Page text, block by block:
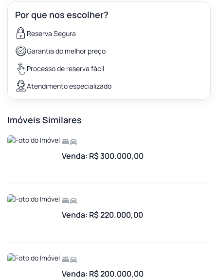
Por que nos escolher?
Reserva Segura
Garantia do melhor preço
Processo de reserva fácil
Atendimento especializado
Imóveis Similares
Venda: R$ 300.000,00
Venda: R$ 220.000,00
Venda: R$ 200.000,00